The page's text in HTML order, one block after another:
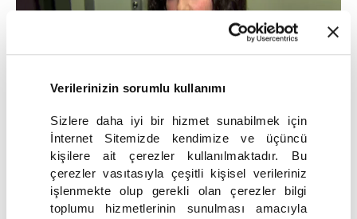
Verilerinizin sorumlu kullanımı
Sizlere daha iyi bir hizmet sunabilmek için
İnternet Sitemizde kendimize ve üçüncü
kişilere ait çerezler kullanılmaktadır. Bu
çerezler vasıtasıyla çeşitli kişisel verileriniz
işlenmekte olup gerekli olan çerezler bilgi
toplumu hizmetlerinin sunulması amacıyla
DİZİ TV
SON FRAGMANI İZLE
Dizi Tv "Seviyor Sevmiyor" setine konuk oldu!